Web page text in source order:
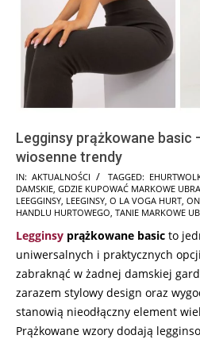
Legginsy prążkowane basic
wiosenne trendy
2025-
01-
10
IN: AKTUALNOŚCI TAGGED:
DAMSKIE GDZIE KUPOWAĆ MARKOWE
LEEGGINSY LEEGINSY O LA VOGA HURT
HANDLU HURTOWEGO TANIE MARKOWE
Legginsy prążkowane basic to
uniwersalnych i praktycznych
zabraknąć w żadnej damskiej
zarazem stylowy design oraz
stanowią nieodłączny element
Prążkowane wzory dodają